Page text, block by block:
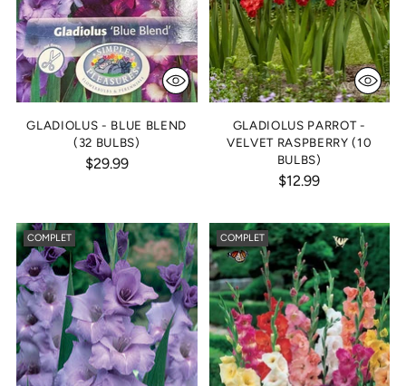
GLADIOLUS - BLUE BLEND
(32 BULBS)
$29.99
GLADIOLUS PARROT -
VELVET RASPBERRY (10
BULBS)
$12.99
COMPLET COMPLET